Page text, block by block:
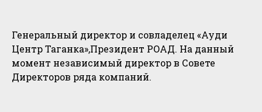
Генеральный директор и совладелец «Ауди
Центр Таганка»,Президент РОАД. На данный
момент независимый директор в Совете
Директоров ряда компаний.